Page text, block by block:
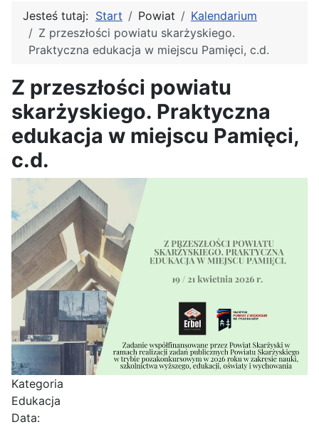
Jesteś tutaj: Start Powiat
Kalendarium
Z przeszłości powiatu skarżyskiego.
Praktyczna edukacja w miejscu Pamięci, c.d.
Z przeszłości powiatu
skarżyskiego. Praktyczna
edukacja w miejscu Pamięci,
c.d.
Kategoria
Edukacja
Data: